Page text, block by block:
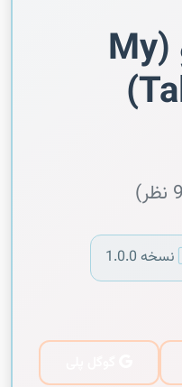
آنجلای سخنگو (My
نسخه 1.0.0